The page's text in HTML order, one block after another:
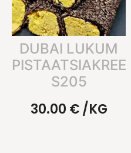
DUBAI LUKUM
S205
30.00 €/KG